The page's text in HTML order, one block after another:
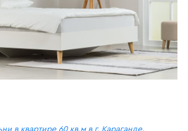
в квартире 60 кв.м в г. Караганде.